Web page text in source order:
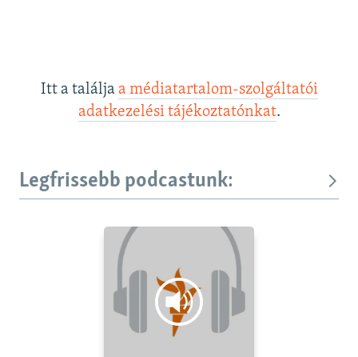
Itt a találja a médiatartalom-szolgáltatói
adatkezelési tájékoztatónkat.
Legfrissebb podcastunk: